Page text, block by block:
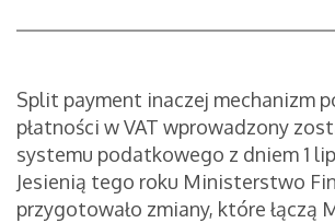
Split payment inaczej mechanizm
płatności w VAT wprowadzony
systemu podatkowego z dniem 1
Jesienią tego roku Ministerstwo
przygotowało zmiany, które łączą